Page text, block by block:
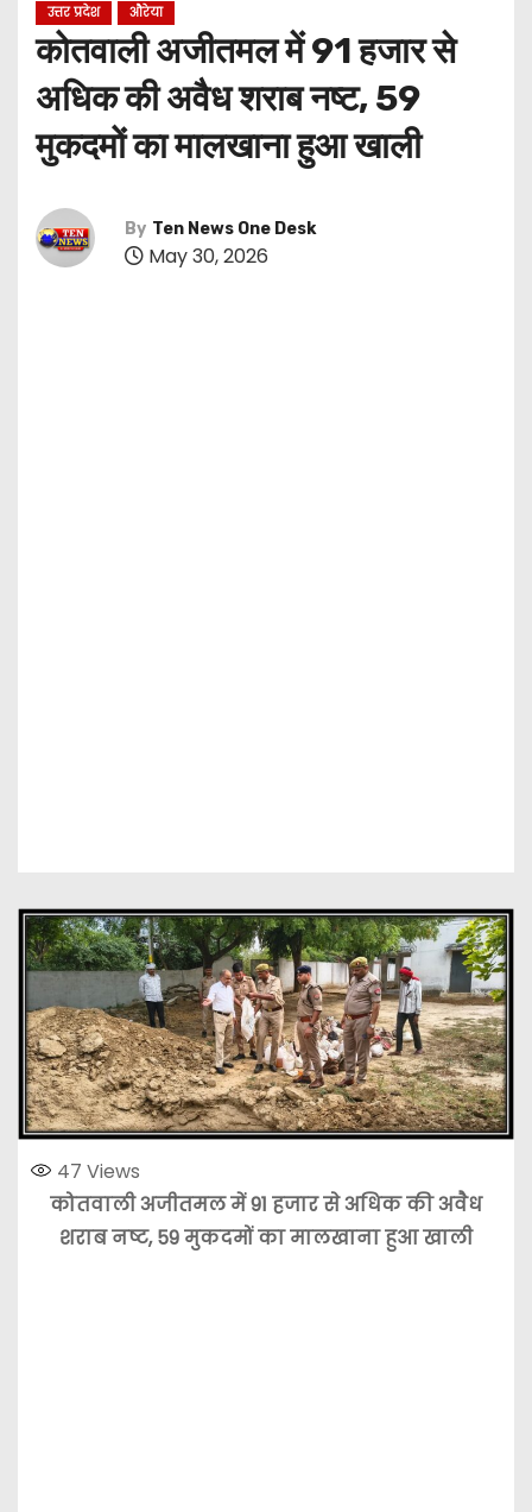
उत्तर प्रदेश औरेया
कोतवाली अजीतमल में 91 हजार से
अधिक की अवैध शराब नष्ट, 59
मुकदमों का मालखाना हुआ खाली
By Ten News One Desk
May 30, 2026
47 Views
कोतवाली अजीतमल में 91 हजार से अधिक की अवैध
शराब नष्ट, 59 मुकदमों का मालखाना हुआ खाली